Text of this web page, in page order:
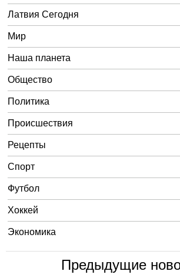
Латвия Сегодня
Мир
Наша планета
Общество
Политика
Происшествия
Рецепты
Спорт
Футбол
Хоккей
Экономика
Предыдущие